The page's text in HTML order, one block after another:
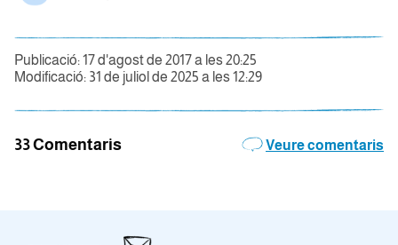
Publicació: 17 d'agost de 2017 a les 20:25
Modificació: 31 de juliol de 2025 a les 12:29
33 Comentaris Veure comentaris